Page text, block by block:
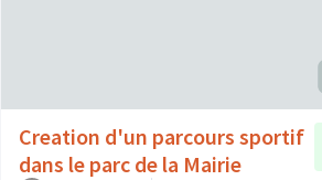
Creation d'un parcours sportif
dans le parc de la Mairie